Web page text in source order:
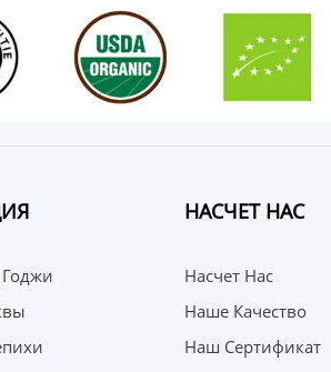
НАСЧЕТ НАС
Насчет Нас
Наше Качество
Наш Сертификат